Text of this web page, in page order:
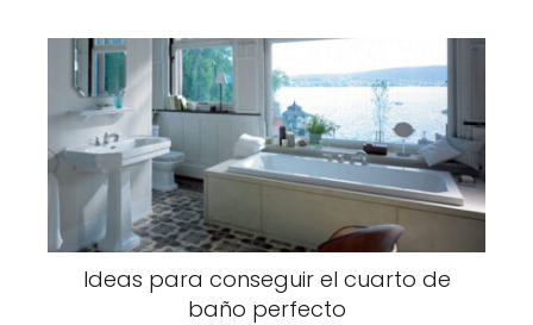
Ideas para conseguir el cuarto de
baño perfecto